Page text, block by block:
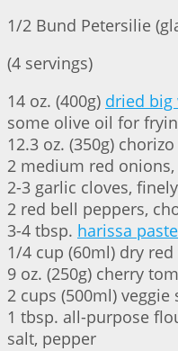
1/2 Bund Petersilie
(4 servings)
14 oz. (400g) dried big
some olive oil for
12.3 oz. (350g)
2 medium red onions,
2-3 garlic cloves,
2 red bell peppers,
3-4 tbsp. harissa paste
1/4 cup (60ml) dry
9 oz. (250g) cherry
2 cups (500ml) veggie
1 tbsp. all-purpose
salt, pepper